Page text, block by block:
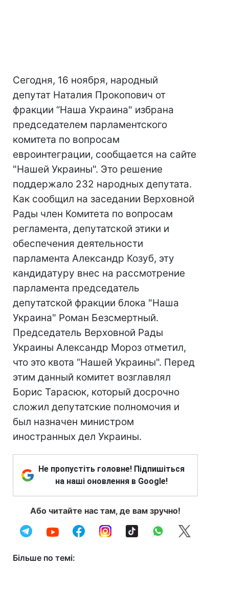
Сегодня, 16 ноября, народный
депутат Наталия Прокопович от
фракции “Наша Украина" избрана
председателем парламентского
комитета по вопросам
евроинтеграции, сообщается на сайте
"Нашей Украины". Это решение
поддержало 232 народных депутата.
Как сообщил на заседании Верховной
Рады член Комитета по вопросам
регламента, депутатской этики и
обеспечения деятельности
парламента Александр Козуб, эту
кандидатуру внес на рассмотрение
парламента председатель
депутатской фракции блока "Наша
Украина" Роман Безсмертный.
Председатель Верховной Рады
Украины Александр Мороз отметил,
что это квота “Нашей Украины". Перед
этим данный комитет возглавлял
Борис Тарасюк, который досрочно
сложил депутатские полномочия и
был назначен министром
иностранных дел Украины.
Не пропустіть головне! Підпишіться
на наші оновлення в Google!
Або читайте нас там, де вам зручно!
Більше по темі: